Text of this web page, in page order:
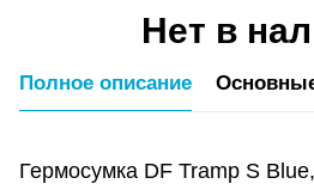
Нет в
Полное описание
Гермосумка DF Tramp S